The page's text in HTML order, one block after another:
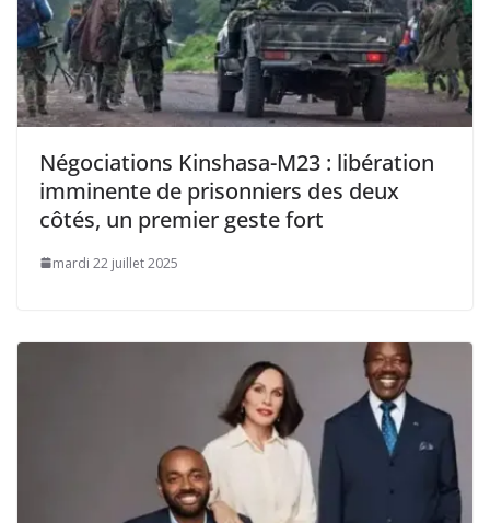
Négociations Kinshasa-M23 : libération
imminente de prisonniers des deux
côtés, un premier geste fort
mardi 22 juillet 2025